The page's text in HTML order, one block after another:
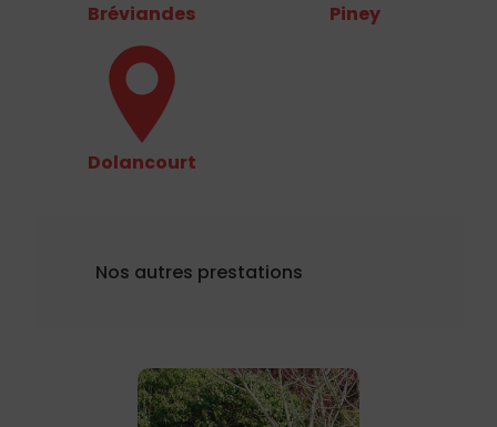
Bréviandes Piney
Dolancourt
Nos autres prestations